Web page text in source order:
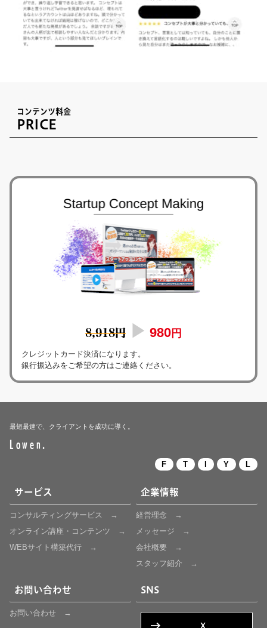
コンテンツ料金
PRICE
8,918円 ▶ 980 円
クレジットカード決済になります。
銀行振込みをご希望の方はご連絡ください。
最短最速で、クライアントを成功に導く。
Lowen.
F T Y L
サービス
コンサルティングサービス →
オンライン講座・コンテンツ →
WEBサイト構築代行 →
企業情報
経営理念 →
メッセージ →
会社概要 →
スタッフ紹介 →
お問い合わせ
お問い合わせ →
SNS
X